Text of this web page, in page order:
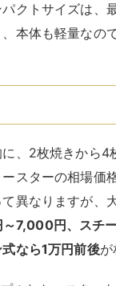
クトサイズは、
本体も軽量なの
に、2枚焼きから4
スターの相場価
異なりますが、
7,000円、スチ
なら1万円前後が